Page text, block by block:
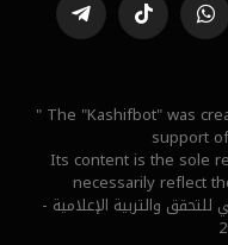
واتساب تيكتوك تيلقرام
" The "Kashifbot" was
support
Its content is the sole
necessarily reflect
والتربية الإعلامية -